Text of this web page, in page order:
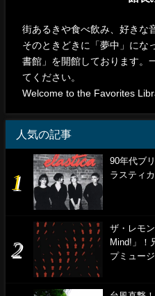
街あるきや食べ飲み、好きな
そのときどきに「夢中」にな
書館」を開館しております。
てください。
Welcome to the Favorites
人気の記事
90年代ブ
ラスティ
ザ・レモ
Mind!」！
プミュー